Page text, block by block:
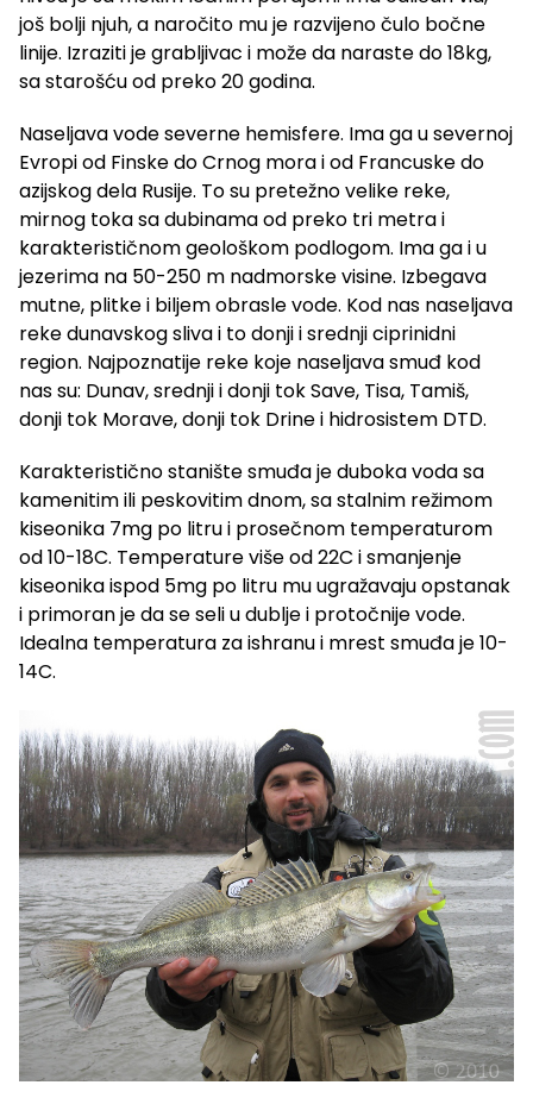
još bolji njuh, a naročito mu je razvijeno čulo bočne
linije. Izraziti je grabljivac i može da naraste do 18kg,
sa starošću od preko 20 godina.
Naseljava vode severne hemisfere. Ima ga u severnoj
Evropi od Finske do Crnog mora i od Francuske do
azijskog dela Rusije. To su pretežno velike reke,
mirnog toka sa dubinama od preko tri metra i
karakterističnom geološkom podlogom. Ima ga i u
jezerima na 50-250 m nadmorske visine. Izbegava
mutne, plitke i biljem obrasle vode. Kod nas naseljava
reke dunavskog sliva i to donji i srednji ciprinidni
region. Najpoznatije reke koje naseljava smuđ kod
nas su: Dunav, srednji i donji tok Save, Tisa, Tamiš,
donji tok Morave, donji tok Drine i hidrosistem DTD.
Karakteristično stanište smuđa je duboka voda sa
kamenitim ili peskovitim dnom, sa stalnim režimom
kiseonika 7mg po litru i prosečnom temperaturom
od 10-18C. Temperature više od 22C i smanjenje
kiseonika ispod 5mg po litru mu ugražavaju opstanak
i primoran je da se seli u dublje i protočnije vode.
Idealna temperatura za ishranu i mrest smuđa je 10-
14C.